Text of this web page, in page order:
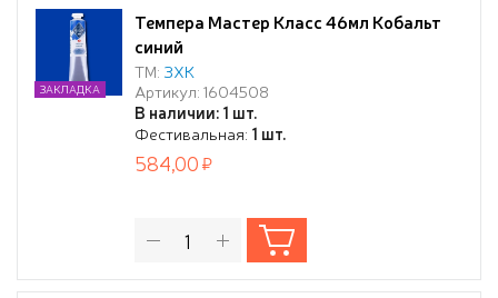
Темпера Мастер Класс 46мл Кобальт
синий
ТМ: ЗХК
Артикул: 1604508
В наличии: 1 шт.
Фестивальная: 1 шт.
ЗАКЛАДКА
584,00